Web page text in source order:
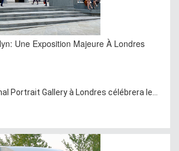
Une Exposition Majeure À Londres
Portrait Gallery à Londres célébrera le...